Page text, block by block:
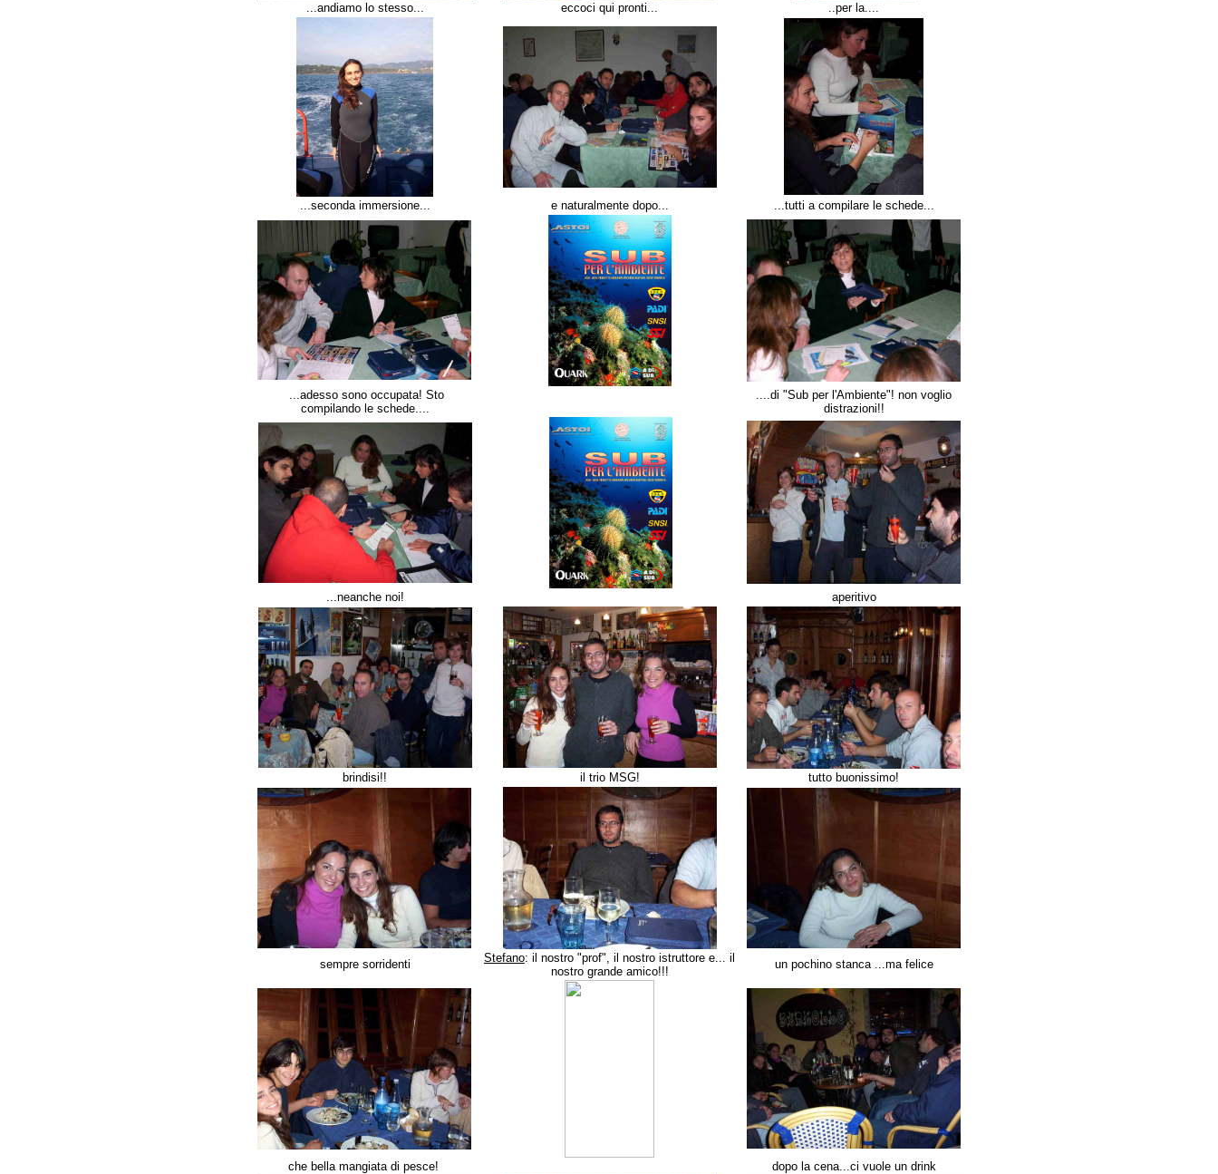
...andiamo lo stesso... eccoci qui pronti... ..per la....
...seconda immersione... e naturalmente dopo... ...tutti a compilare le schede...
...adesso sono occupata! Sto
compilando le schede....
....di "Sub per l'Ambiente"! non voglio
distrazioni!!
...neanche noi! aperitivo
brindisi!! il trio MSG! tutto buonissimo!
sempre sorridenti Stefano: il nostro "prof", il nostro istruttore e... il
nostro grande amico!!!
un pochino stanca ...ma felice
che bella mangiata di pesce! dopo la cena...ci vuole un drink